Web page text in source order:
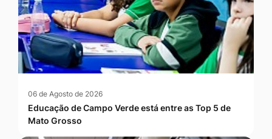
06 de Agosto de 2026
Educação de Campo Verde está entre as Top 5 de
Mato Grosso